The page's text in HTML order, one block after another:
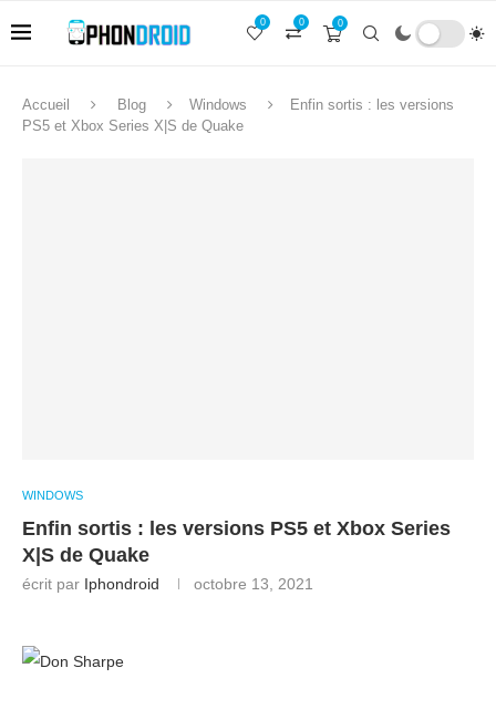
0
0
0
Accueil Blog Windows
Enfin sortis : les versions
PS5 et Xbox Series X|S de Quake
WINDOWS
Enfin sortis : les versions PS5 et Xbox Series
X|S de Quake
écrit par Iphondroid octobre 13, 2021